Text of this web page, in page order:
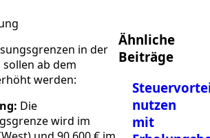
in der
ab dem
werden:
Die
wird im
Ähnliche
Beiträge
nutzen
mit